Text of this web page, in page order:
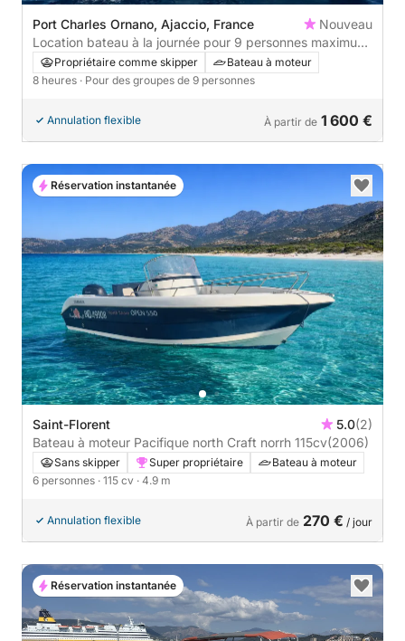
Port Charles Ornano, Ajaccio, France
Nouveau
Location bateau à la journée pour 9 personnes maximum
ou moins..(carburant et skipper inclus) itinéraire au choix
à définir selon vos envies,n’hésitez pas à nous contacter.
Propriétaire comme skipper
Bateau à moteur
8 heures · Pour des groupes de 9 personnes
Annulation flexible À partir de 1 600 €
Saint-Florent 5.0(2)
Bateau à moteur Pacifique north Craft norrh 115cv(2006)
Sans skipper Super propriétaire
Bateau à moteur
6 personnes · 115 cv · 4.9 m
Annulation flexible À partir de 270 € / jour
Réservation instantanée
Réservation instantanée